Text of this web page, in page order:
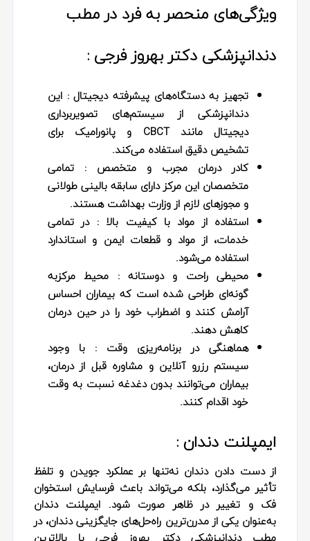
ویژگی‌های منحصر به فرد در مطب
دندانپزشکی دکتر بهروز فرجی :
تجهیز به دستگاه‌های پیشرفته دیجیتال: این
دندانپزشکی از سیستم‌های تصویربرداری
دیجیتال مانند CBCT و پانورامیک برای
تشخیص دقیق استفاده می‌کند.
کادر درمان مجرب و متخصص: تمامی
متخصصان این مرکز دارای سابقه بالینی طولانی
و مجوزهای لازم از وزارت بهداشت هستند.
استفاده از مواد با کیفیت بالا: در تمامی
خدمات، از مواد و قطعات ایمن و استاندارد
استفاده می‌شود.
محیطی راحت و دوستانه: محیط مرکزبه
گونه‌ای طراحی شده است که بیماران احساس
آرامش کنند و اضطراب خود را در حین درمان
کاهش دهند.
هماهنگی در برنامه‌ریزی وقت: با وجود
سیستم رزرو آنلاین و مشاوره قبل از درمان،
بیماران می‌توانند بدون دغدغه نسبت به وقت
خود اقدام کنند.
ایمپلنت دندان :
از دست‌ دادن دندان نه‌تنها بر عملکرد جویدن و تلفظ
تأثیر می‌گذارد، بلکه می‌تواند باعث فرسایش استخوان
فک و تغییر در ظاهر صورت شود. ایمپلنت دندان
به‌عنوان یکی از مدرن‌ترین راه‌حل‌های جایگزینی دندان، در